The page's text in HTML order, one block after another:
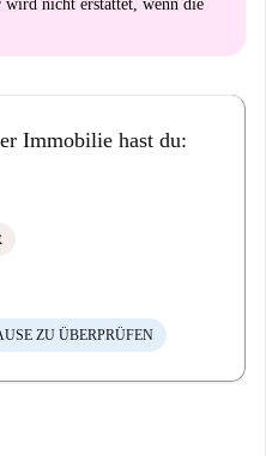
wird nicht erstattet , wenn die
Immobilie hast du:
ZU ÜBERPRÜFEN